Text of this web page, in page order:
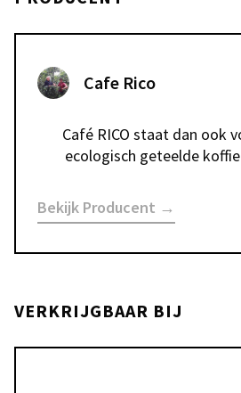
Cafe Rico
Café RICO staat dan ook
ecologisch geteelde
Bekijk Producent →
VERKRIJGBAAR BIJ